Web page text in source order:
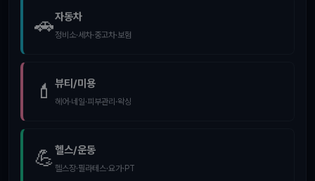
🚗자동차
정비소·세차·중고차·보험
💄 뷰티/미용
헤어·네일·피부관리·왁싱
💪 헬스/운동
헬스장·필라테스·요가·PT